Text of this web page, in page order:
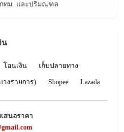
ทม. และปริมณฑล
น
โอนเงิน เก็บปลายทาง
างรายการ) Shopee Lazada
สนอราคา